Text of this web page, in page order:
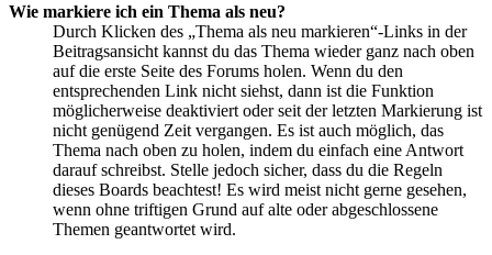
Wie markiere ich ein Thema als neu?
Durch Klicken des „Thema als neu markieren“-Links in der
Beitragsansicht kannst du das Thema wieder ganz nach oben
auf die erste Seite des Forums holen. Wenn du den
entsprechenden Link nicht siehst, dann ist die Funktion
möglicherweise deaktiviert oder seit der letzten Markierung ist
nicht genügend Zeit vergangen. Es ist auch möglich, das
Thema nach oben zu holen, indem du einfach eine Antwort
darauf schreibst. Stelle jedoch sicher, dass du die Regeln
dieses Boards beachtest! Es wird meist nicht gerne gesehen,
wenn ohne triftigen Grund auf alte oder abgeschlossene
Themen geantwortet wird.